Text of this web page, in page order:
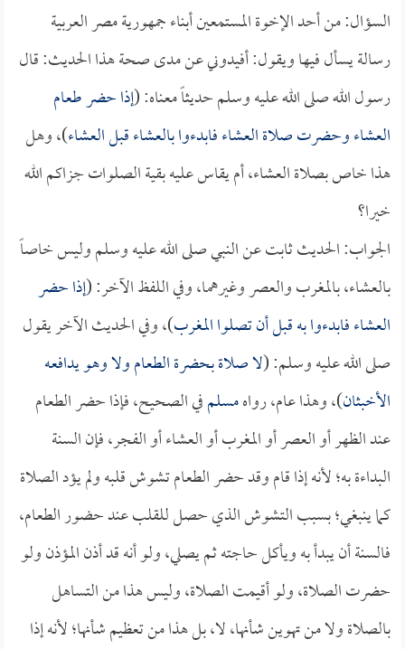
السؤال: من أحد الإخوة المستمعين أبناء جمهورية مصر العربية
رسالة يسأل فيها ويقول: أفيدوني عن مدى صحة هذا الحديث: قال
رسول الله صلى الله عليه وسلم حديثاً معناه: (إذا حضر طعام
العشاء وحضرت صلاة العشاء فابدءوا بالعشاء قبل العشاء)، وهل
هذا خاص بصلاة العشاء، أم يقاس عليه بقية الصلوات جزاكم الله
خيرا؟
الجواب: الحديث ثابت عن النبي صلى الله عليه وسلم وليس خاصاً
بالعشاء، بالمغرب والعصر وغيرهما، وفي اللفظ الآخر: (إذا حضر
العشاء فابدءوا به قبل أن تصلوا المغرب)، وفي الحديث الآخر يقول
صلى الله عليه وسلم: (لا صلاة بحضرة الطعام ولا وهو يدافعه
الأخبثان)، وهذا عام، رواهمسلمفي الصحيح، فإذا حضر الطعام
عند الظهر أو العصر أو المغرب أو العشاء أو الفجر، فإن السنة
البداءة به؛ لأنه إذا قام وقد حضر الطعام تشوش قلبه ولم يؤد الصلاة
كما ينبغي؛ بسبب التشوش الذي حصل للقلب عند حضور الطعام،
فالسنة أن يبدأ به ويأكل حاجته ثم يصلي، ولو أنه قد أذن المؤذن ولو
حضرت الصلاة، ولو أقيمت الصلاة، وليس هذا من التساهل
بالصلاة ولا من تهوين شأنها، لا، بل هذا من تعظيم شأنها؛ لأنه إذا